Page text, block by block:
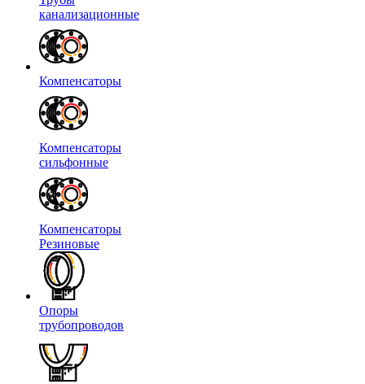
канализационные
Компенсаторы
Компенсаторы
сильфонные
Компенсаторы
Резиновые
Опоры
трубопроводов